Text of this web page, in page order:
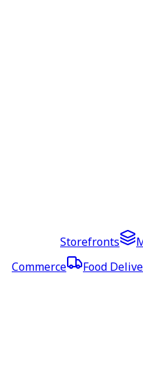
Storefronts
Commerce
Food